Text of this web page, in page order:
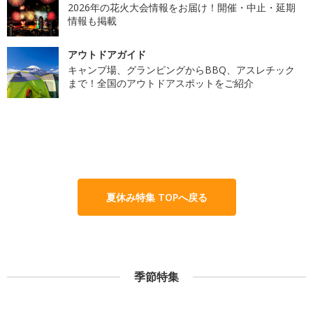
2026年の花火大会情報をお届け！開催・中止・延期
情報も掲載
アウトドアガイド
キャンプ場、グランピングからBBQ、アスレチック
まで！全国のアウトドアスポットをご紹介
夏休み特集 TOPへ戻る
季節特集